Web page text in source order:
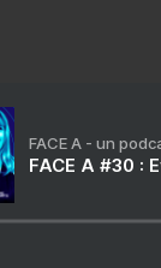
FACE A - un
FACE A #30 :